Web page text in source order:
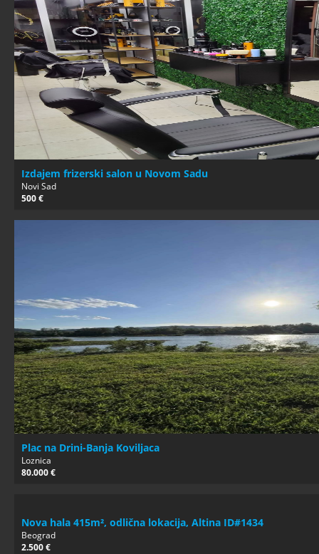
Izdajem frizerski salon u Novom Sadu
Novi Sad
500 €
Plac na Drini-Banja Koviljaca
Loznica
80.000 €
Nova hala 415m², odlična lokacija, Altina ID#1434
Beograd
2.500 €